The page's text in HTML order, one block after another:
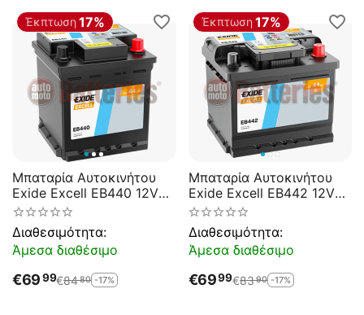
Έκπτωση 17%
Μπαταρία Αυτοκινήτου
Exide Excell EB440 12V
44AH 400EN A-
Εκκίνησης
Διαθεσιμότητα:
Άμεσα διαθέσιμο
€6999€8480 -17%
Έκπτωση 17%
Μπαταρία Αυτοκινήτου
Exide Excell EB442 12V
44AH 420EN A-
Εκκίνησης
Διαθεσιμότητα:
Άμεσα διαθέσιμο
€6999€8390 -17%